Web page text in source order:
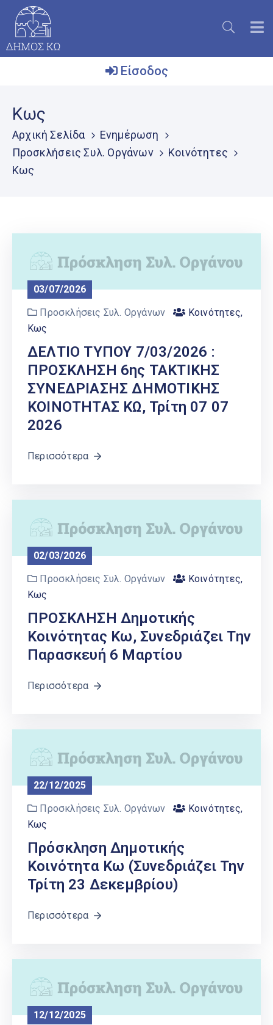
Δήμος
Το
Νησί
Ενημέρωση
Μητρώο
|English
Είσοδος
Κως
Αρχική Σελίδα
Ενημέρωση
Προσκλήσεις Συλ. Οργάνων
Κοινότητες
Κως
03/07/2026
Προσκλήσεις Συλ. Οργάνων
Κοινότητες,
Κως
ΔΕΛΤΙΟ ΤΥΠΟΥ 7/03/2026 :
ΠΡΟΣΚΛΗΣΗ 6ης ΤΑΚΤΙΚΗΣ
ΣΥΝΕΔΡΙΑΣΗΣ ΔΗΜΟΤΙΚΗΣ
ΚΟΙΝΟΤΗΤΑΣ ΚΩ, Τρίτη 07 07
2026
Περισσότερα
02/03/2026
Προσκλήσεις Συλ. Οργάνων
Κοινότητες,
Κως
ΠΡΟΣΚΛΗΣΗ Δημοτικής
Κοινότητας Κω, Συνεδριάζει Την
Παρασκευή 6 Μαρτίου
Περισσότερα
22/12/2025
Προσκλήσεις Συλ. Οργάνων
Κοινότητες,
Κως
Πρόσκληση Δημοτικής
Κοινότητα Κω (συνεδριάζει Την
Τρίτη 23 Δεκεμβρίου)
Περισσότερα
12/12/2025